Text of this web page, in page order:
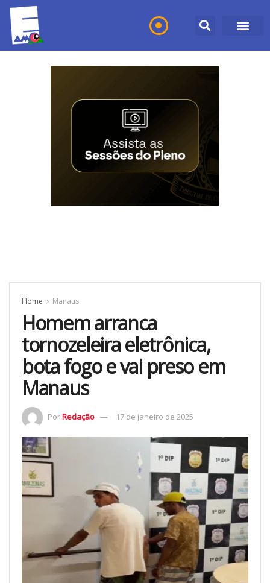
Home Manaus
Homem arranca
tornozeleira eletrônica,
bota fogo e vai preso em
Manaus
PorRedação 17 de janeiro de 2025